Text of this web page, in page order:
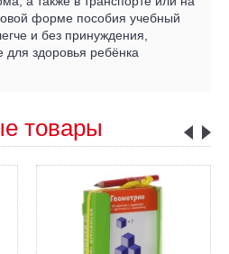
форме пособия учебный
и без принуждения,
для здоровья ребёнка
товары